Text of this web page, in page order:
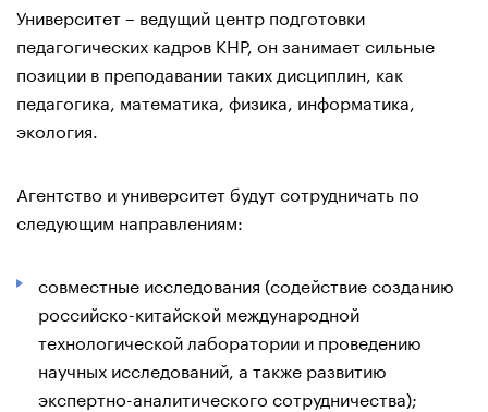
Университет – ведущий центр подготовки
педагогических кадров КНР, он занимает сильные
позиции в преподавании таких дисциплин, как
педагогика, математика, физика, информатика,
экология.
Агентство и университет будут сотрудничать по
следующим направлениям:
совместные исследования (содействие созданию
российско-китайской международной
технологической лаборатории и проведению
научных исследований, а также развитию
экспертно-аналитического сотрудничества);